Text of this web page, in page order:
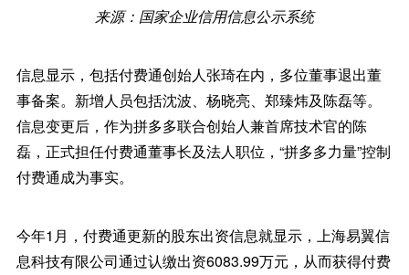
来源：国家企业信用信息公示系统
信息显示，包括付费通创始人张琦在内，多位董事退出董
事备案。新增人员包括沈波、杨晓亮、郑臻炜及陈磊等。
信息变更后，作为拼多多联合创始人兼首席技术官的陈
磊，正式担任付费通董事长及法人职位，“拼多多力量”控制
付费通成为事实。
今年1月，付费通更新的股东出资信息就显示，上海易翼信
息科技有限公司通过认缴出资6083.99万元，从而获得付费